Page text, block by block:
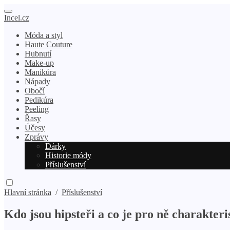
Incel.cz
Móda a styl
Haute Couture
Hubnutí
Make-up
Manikúra
Nápady
Obočí
Pedikúra
Peeling
Řasy
Účesy
Zprávy
Dárky
Historie módy
Příslušenství
Hlavní stránka / Příslušenství
Kdo jsou hipsteři a co je pro ně